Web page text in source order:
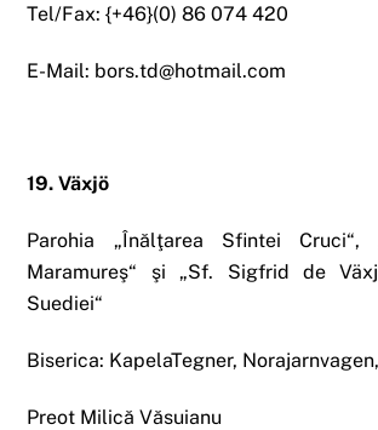
Tel/Fax: {+46}(0) 86 074 420
E-Mail: bors.td@hotmail.com
19. Växjö
Parohia „Înălţarea Sfintei
Maramureş“ şi „Sf. Sigfrid de
Suediei“
Biserica: KapelaTegner,
Preot Milică Văsuianu